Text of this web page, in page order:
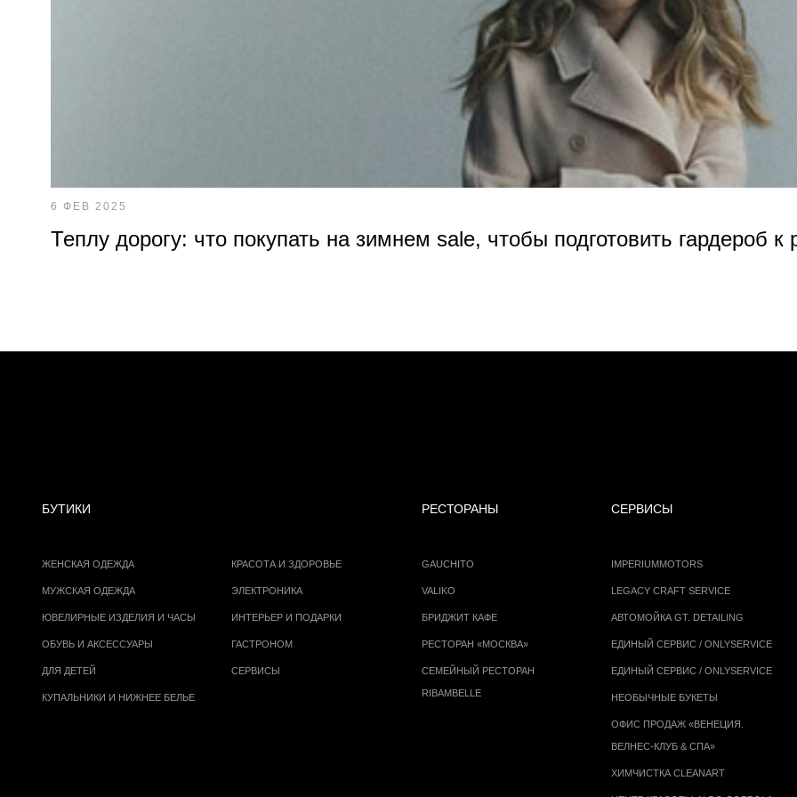
6 ФЕВ 2025
Теплу дорогу: что покупать на зимнем sale, чтобы подготовить гардероб к
БУТИКИ
ЖЕНСКАЯ ОДЕЖДА
МУЖСКАЯ ОДЕЖДА
ЮВЕЛИРНЫЕ ИЗДЕЛИЯ И ЧАСЫ
ОБУВЬ И АКСЕССУАРЫ
ДЛЯ ДЕТЕЙ
КУПАЛЬНИКИ И НИЖНЕЕ БЕЛЬЕ
КРАСОТА И ЗДОРОВЬЕ
ЭЛЕКТРОНИКА
ИНТЕРЬЕР И ПОДАРКИ
ГАСТРОНОМ
СЕРВИСЫ
РЕСТОРАНЫ
GAUCHITO
VALIKO
БРИДЖИТ КАФЕ
РЕСТОРАН «МОСКВА»
СЕМЕЙНЫЙ РЕСТОРАН
RIBAMBELLE
СЕРВИСЫ
IMPERIUMMOTORS
LEGACY CRAFT SERVICE
АВТОМОЙКА GT. DETAILING
ЕДИНЫЙ СЕРВИС / ONLYSERVICE
ЕДИНЫЙ СЕРВИС / ONLYSERVICE
НЕОБЫЧНЫЕ БУКЕТЫ
ОФИС ПРОДАЖ «ВЕНЕЦИЯ.
ВЕЛНЕС-КЛУБ & СПА»
ХИМЧИСТКА CLEANART